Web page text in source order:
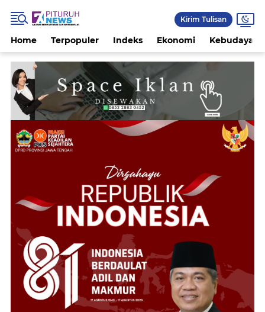
Kirim Tulisan
Home Terpopuler Indeks Ekonomi Kebudayaan